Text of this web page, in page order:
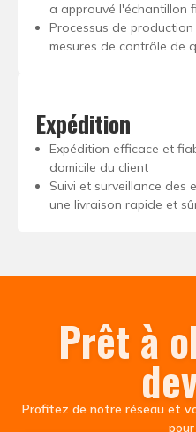
a approuvé l'échantillon
Processus de
mesures de contrôle de
Expédition
Expédition efficace et
domicile du client
Suivi et surveillance des
une livraison rapide et
Prêt à
Profitez de notre réseau et